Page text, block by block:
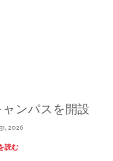
ャンパスを開設
2026
読む